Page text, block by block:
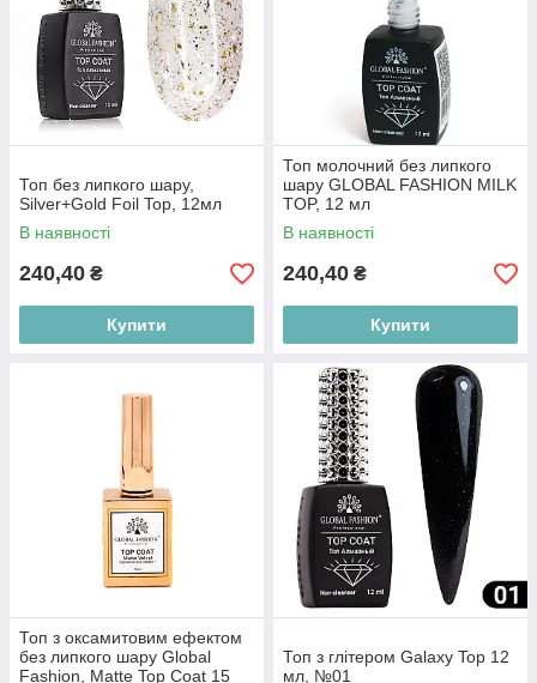
Топ без липкого шару,
Silver+Gold Foil Top, 12мл
В наявності
240,40 ₴
Купити
Топ молочний без липкого
шару GLOBAL FASHION MILK
TOP, 12 мл
В наявності
240,40 ₴
Купити
Топ з оксамитовим ефектом
без липкого шару Global
Fashion, Matte Top Coat 15
Топ з глітером Galaxy Top 12
мл, №01